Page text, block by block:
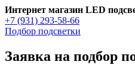
Интернет магазин LED
+7 (931) 293-58-66
Подбор подсветки
Заявка на подбор